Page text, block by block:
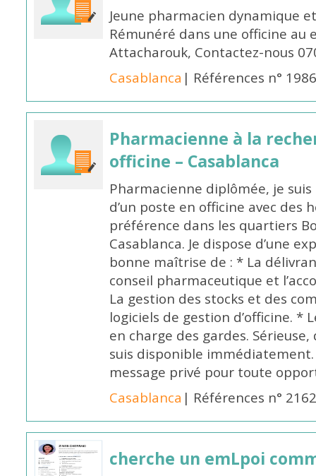
Jeune pharmacien dynamique
Rémunéré dans une officine au
Attacharouk, Contactez-nous
Casablanca | Références n°
Pharmacienne à la
officine – Casablanca
Pharmacienne diplômée, je
d’un poste en officine avec des
préférence dans les quartiers
Casablanca. Je dispose d’une
bonne maîtrise de : * La
conseil pharmaceutique et
La gestion des stocks et des
logiciels de gestion d’officine. *
en charge des gardes.
suis disponible
message privé pour toute
Casablanca | Références n°
cherche un emLpoi